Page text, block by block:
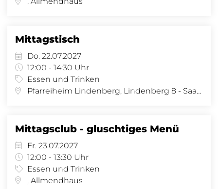
Mittagstisch
Do. 22.07.2027
12:00 - 14:30 Uhr
Essen und Trinken
Pfarreiheim Lindenberg, Lindenberg 8 - Saal, Lindenberg 8, 4058 Basel
Mittagsclub - gluschtiges Menü
Fr. 23.07.2027
12:00 - 13:30 Uhr
Essen und Trinken
, Allmendhaus